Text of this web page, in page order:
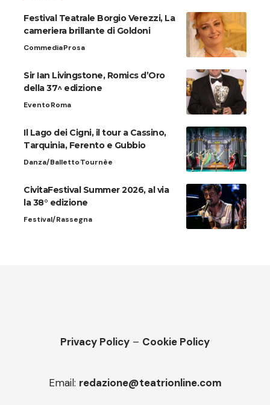
Festival Teatrale Borgio Verezzi, La
cameriera brillante di Goldoni
CommediaProsa
Sir Ian Livingstone, Romics d’Oro
della 37^ edizione
EventoRoma
Il Lago dei Cigni, il tour a Cassino,
Tarquinia, Ferento e Gubbio
Danza/BallettoTournèe
CivitaFestival Summer 2026, al via
la 38° edizione
Festival/Rassegna
Privacy Policy – Cookie Policy
Email: redazione@teatrionline.com